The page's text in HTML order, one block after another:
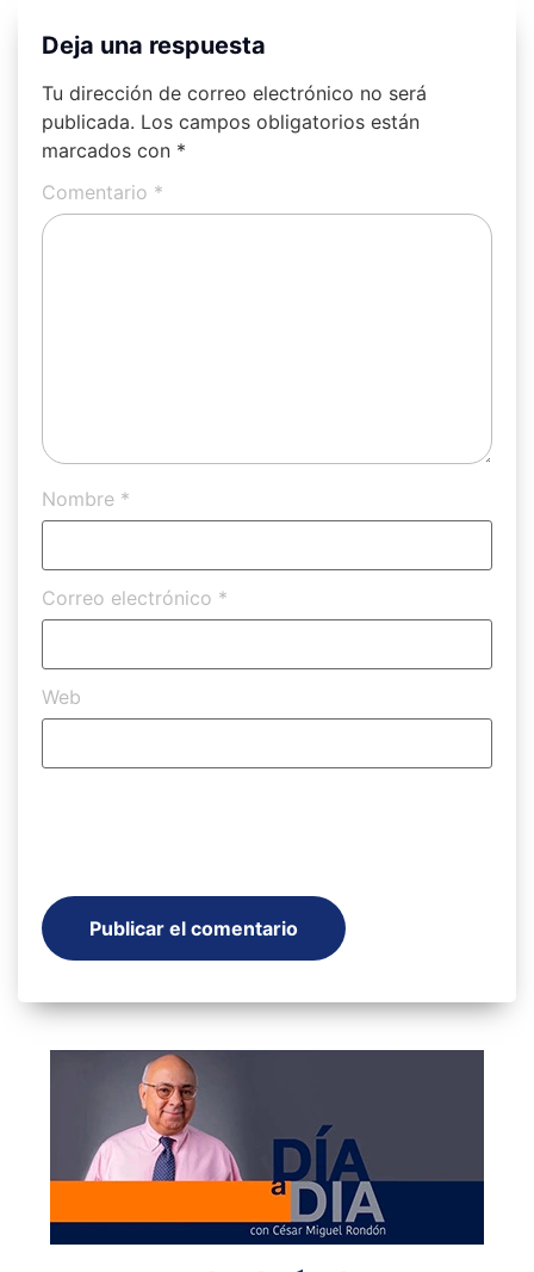
Deja una respuesta
Tu dirección de correo electrónico no será
publicada. Los campos obligatorios están
marcados con *
Comentario *
Nombre *
Correo electrónico *
Web